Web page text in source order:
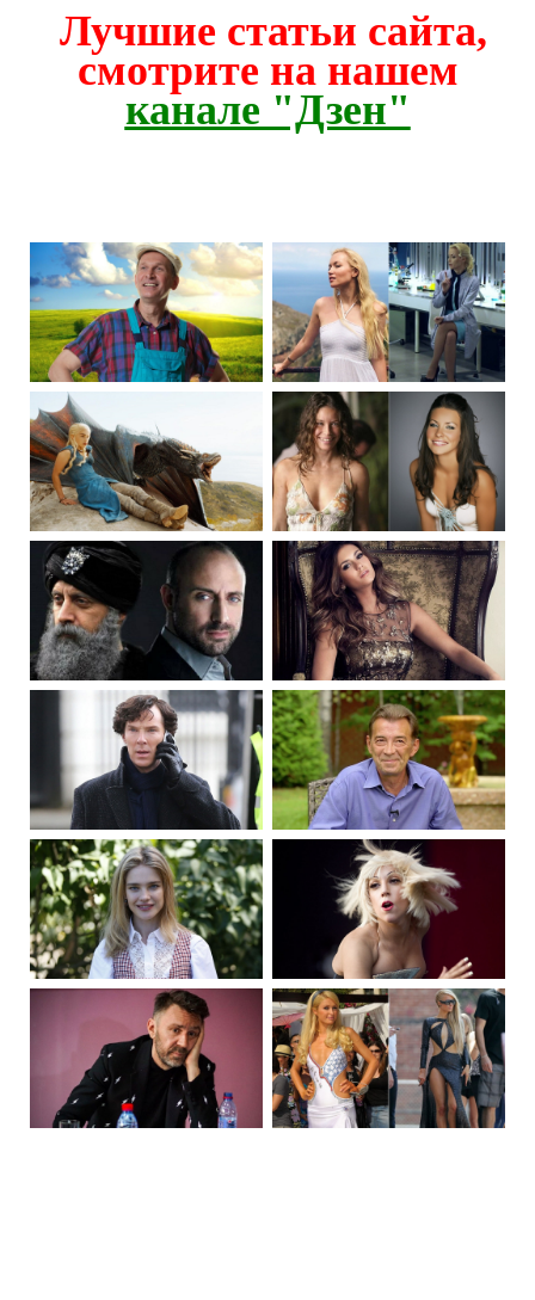
Лучшие статьи сайта,
смотрите на нашем
канале "Дзен"